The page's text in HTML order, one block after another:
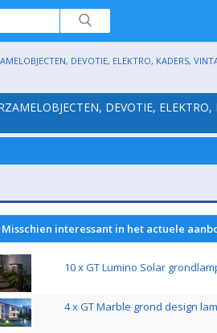
DEVOTIE, ELEKTRO, KADERS,
DEVOTIE, ELEKTRO,
Misschien interessant in het actuele
10 x GT Lumino Solar
4 x GT Marble grond design